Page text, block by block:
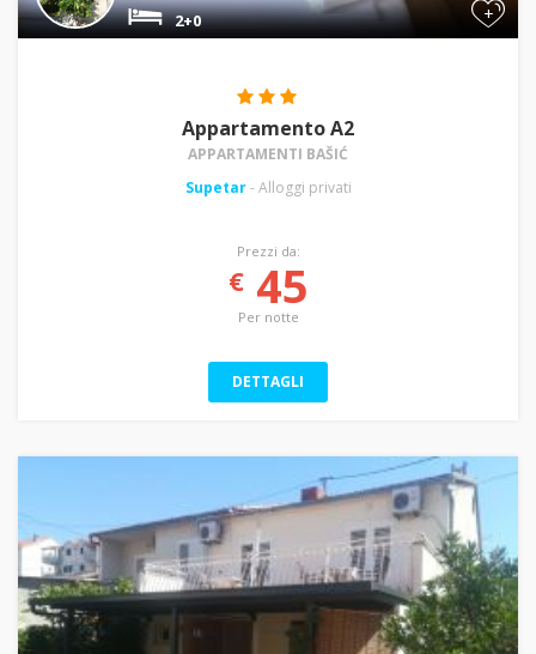
+
2+0
Appartamento A2
APPARTAMENTI BAŠIĆ
Supetar - Alloggi privati
Prezzi da:
€45
Per notte
DETTAGLI